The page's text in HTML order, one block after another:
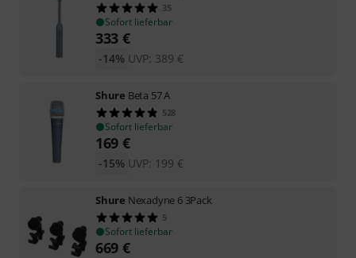
35
Sofort lieferbar
333 €
UVP: 389 €
-14%
Shure Beta 57 A
528
Sofort lieferbar
169 €
UVP: 199 €
-15%
Shure Nexadyne 6 3Pack
5
Sofort lieferbar
669 €